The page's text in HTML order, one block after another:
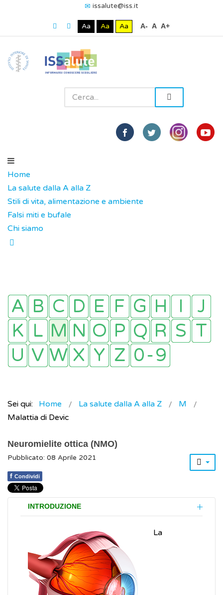
issalute@iss.it
Aa Aa Aa A- A A+
Home
La salute dalla A alla Z
Stili di vita, alimentazione e ambiente
Falsi miti e bufale
Chi siamo
Sei qui: Home La salute dalla A alla Z
M
Malattia di Devic
Neuromielite ottica (NMO)
Pubblicato: 08 Aprile 2021
f Condividi
INTRODUZIONE
La